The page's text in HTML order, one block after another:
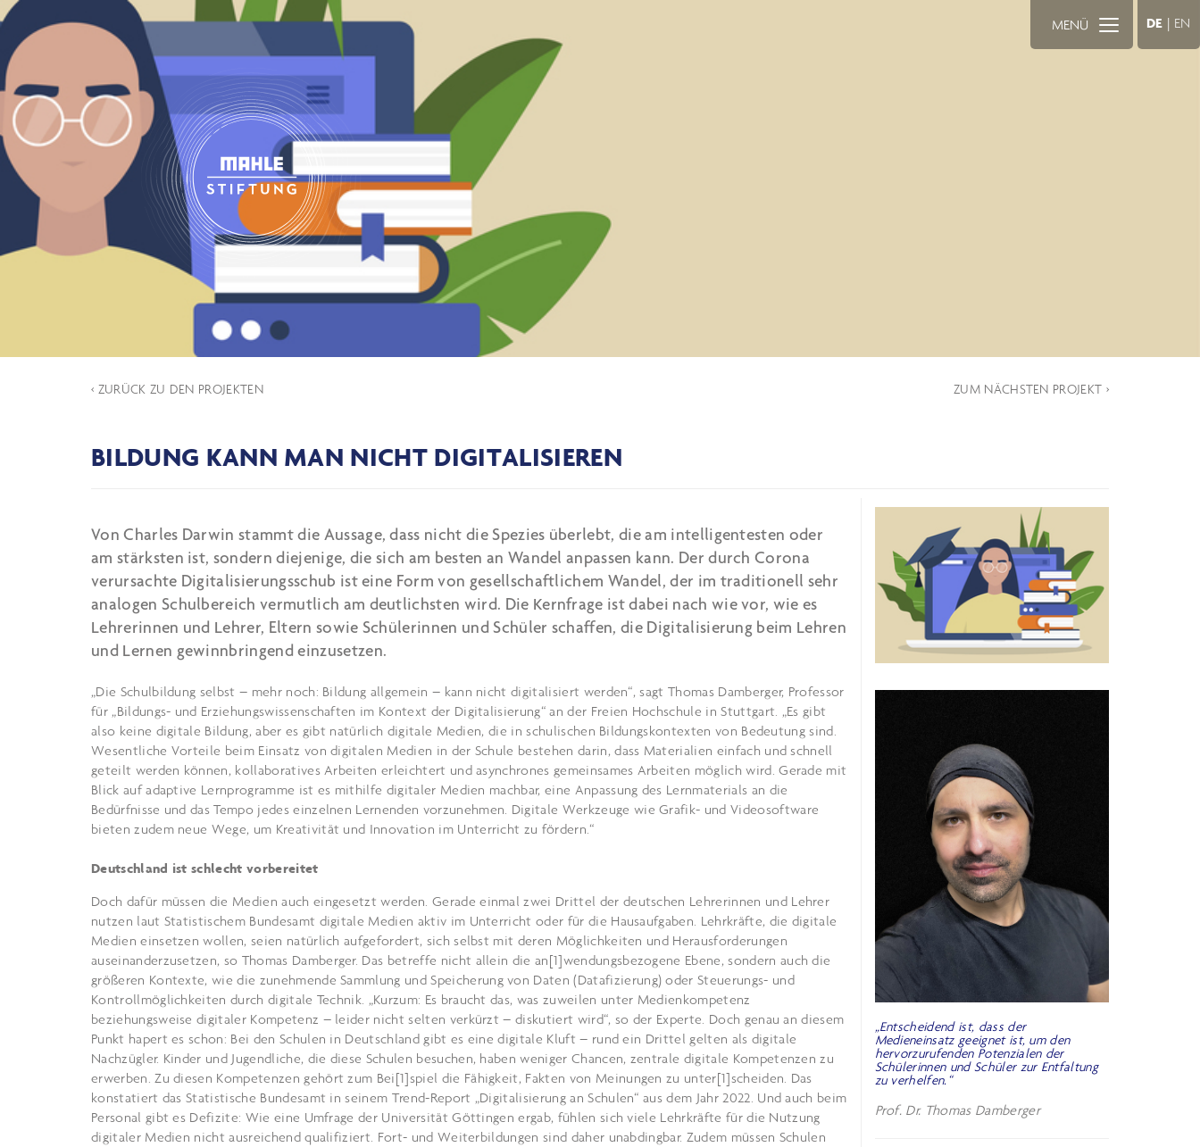
DE | EN
MENÜ
‹ ZURÜCK ZU DEN PROJEKTEN ZUM NÄCHSTEN PROJEKT ›
BILDUNG KANN MAN NICHT DIGITALISIEREN
Von Charles Darwin stammt die Aussage, dass nicht die Spezies überlebt, die am intelligentesten oder
am stärksten ist, sondern diejenige, die sich am besten an Wandel anpassen kann. Der durch Corona
verursachte Digitalisierungsschub ist eine Form von gesellschaftlichem Wandel, der im traditionell sehr
analogen Schulbereich vermutlich am deutlichsten wird. Die Kernfrage ist dabei nach wie vor, wie es
Lehrerinnen und Lehrer, Eltern sowie Schülerinnen und Schüler schaffen, die Digitalisierung beim Lehren
und Lernen gewinnbringend einzusetzen.
„Die Schulbildung selbst – mehr noch: Bildung allgemein – kann nicht digitalisiert werden“, sagt Thomas Damberger, Professor
für „Bildungs- und Erziehungswissenschaften im Kontext der Digitalisierung“ an der Freien Hochschule in Stuttgart. „Es gibt
also keine digitale Bildung, aber es gibt natürlich digitale Medien, die in schulischen Bildungskontexten von Bedeutung sind.
Wesentliche Vorteile beim Einsatz von digitalen Medien in der Schule bestehen darin, dass Materialien einfach und schnell
geteilt werden können, kollaboratives Arbeiten erleichtert und asynchrones gemeinsames Arbeiten möglich wird. Gerade mit
Blick auf adaptive Lernprogramme ist es mithilfe digitaler Medien machbar, eine Anpassung des Lernmaterials an die
Bedürfnisse und das Tempo jedes einzelnen Lernenden vorzunehmen. Digitale Werkzeuge wie Grafik- und Videosoftware
bieten zudem neue Wege, um Kreativität und Innovation im Unterricht zu fördern.“
Deutschland ist schlecht vorbereitet
Doch dafür müssen die Medien auch eingesetzt werden. Gerade einmal zwei Drittel der deutschen Lehrerinnen und Lehrer
nutzen laut Statistischem Bundesamt digitale Medien aktiv im Unterricht oder für die Hausaufgaben. Lehrkräfte, die digitale
Medien einsetzen wollen, seien natürlich aufgefordert, sich selbst mit deren Möglichkeiten und Herausforderungen
auseinanderzusetzen, so Thomas Damberger. Das betreffe nicht allein die an[1]wendungsbezogene Ebene, sondern auch die
größeren Kontexte, wie die zunehmende Sammlung und Speicherung von Daten (Datafizierung) oder Steuerungs- und
Kontrollmöglichkeiten durch digitale Technik. „Kurzum: Es braucht das, was zuweilen unter Medienkompetenz
beziehungsweise digitaler Kompetenz – leider nicht selten verkürzt – diskutiert wird“, so der Experte. Doch genau an diesem
Punkt hapert es schon: Bei den Schulen in Deutschland gibt es eine digitale Kluft – rund ein Drittel gelten als digitale
Nachzügler. Kinder und Jugendliche, die diese Schulen besuchen, haben weniger Chancen, zentrale digitale Kompetenzen zu
erwerben. Zu diesen Kompetenzen gehört zum Bei[1]spiel die Fähigkeit, Fakten von Meinungen zu unter[1]scheiden. Das
konstatiert das Statistische Bundesamt in seinem Trend-Report „Digitalisierung an Schulen“ aus dem Jahr 2022. Und auch beim
Personal gibt es Defizite: Wie eine Umfrage der Universität Göttingen ergab, fühlen sich viele Lehrkräfte für die Nutzung
digitaler Medien nicht ausreichend qualifiziert. Fort- und Weiterbildungen sind daher unabdingbar. Zudem müssen Schulen
„Entscheidend ist, dass der
Medieneinsatz geeignet ist, um den
hervorzurufenden Potenzialen der
Schülerinnen und Schüler zur Entfaltung
zu verhelfen.“
Prof. Dr. Thomas Damberger